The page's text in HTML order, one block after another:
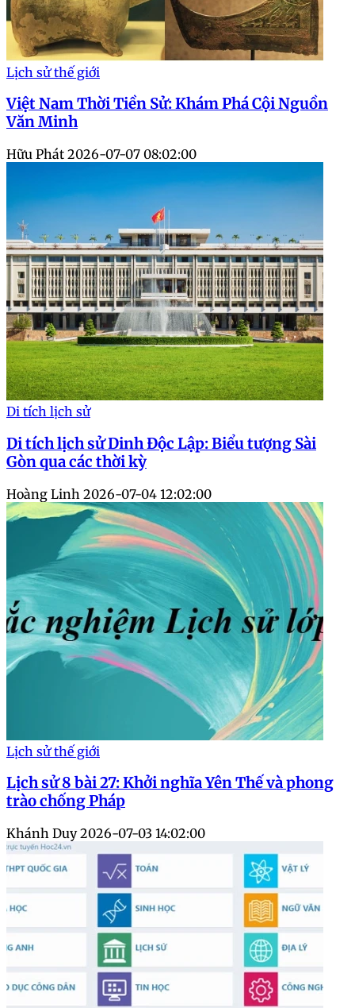
Lịch sử thế giới
Việt Nam Thời Tiền Sử: Khám Phá Cội Nguồn
Văn Minh
Hữu Phát 2026-07-07 08:02:00
Di tích lịch sử
Di tích lịch sử Dinh Độc Lập: Biểu tượng Sài
Gòn qua các thời kỳ
Hoàng Linh 2026-07-04 12:02:00
Lịch sử thế giới
Lịch sử 8 bài 27: Khởi nghĩa Yên Thế và phong
trào chống Pháp
Khánh Duy 2026-07-03 14:02:00